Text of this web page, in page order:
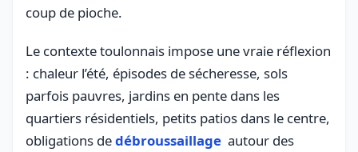
coup de pioche.
Le contexte toulonnais impose une vraie réflexion
: chaleur l’été, épisodes de sécheresse, sols
parfois pauvres, jardins en pente dans les
quartiers résidentiels, petits patios dans le centre,
obligations dedébroussaillage autour des